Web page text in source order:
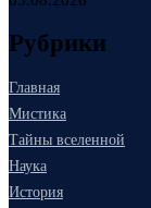
Рубрики
Главная
Мистика
Тайны вселенной
Наука
История